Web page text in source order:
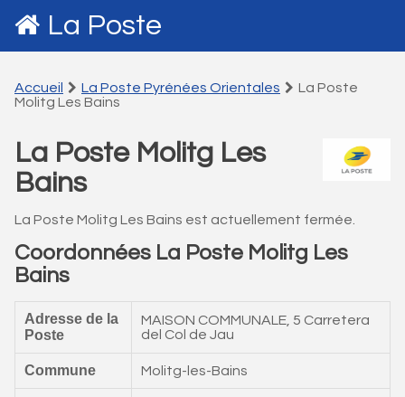
La Poste
Accueil La Poste Pyrénées Orientales
La Poste
Molitg Les Bains
La Poste Molitg Les
Bains
La Poste Molitg Les Bains est actuellement fermée.
Coordonnées La Poste Molitg Les
Bains
Adresse de la
Poste
MAISON COMMUNALE, 5 Carretera
del Col de Jau
Commune Molitg-les-Bains